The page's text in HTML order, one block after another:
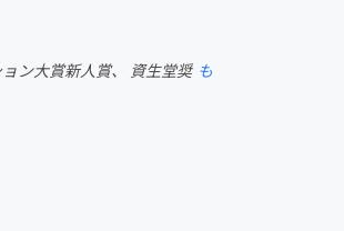
ッション
ン大賞新人賞、 資生堂奨 も